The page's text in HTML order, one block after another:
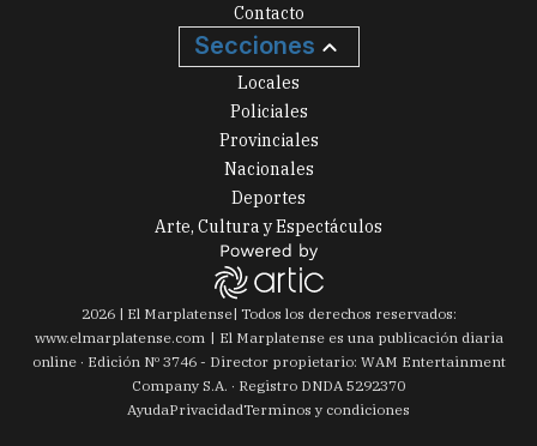
Contacto
Secciones
Locales
Policiales
Provinciales
Nacionales
Deportes
Arte, Cultura y Espectáculos
2026| El Marplatense| Todos los derechos reservados:
www.elmarplatense.com
El Marplatense es una publicación diaria
online · Edición Nº 3746- Director propietario: WAM Entertainment
Company S.A. · Registro DNDA 5292370
AyudaPrivacidadTerminos y condiciones